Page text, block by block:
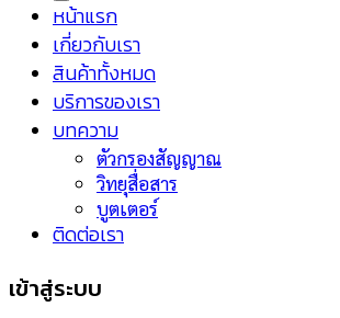
หน้าแรก
เกี่ยวกับเรา
สินค้าทั้งหมด
บริการของเรา
บทความ
ตัวกรองสัญญาณ
วิทยุสื่อสาร
บูตเตอร์
ติดต่อเรา
เข้าสู่ระบบ